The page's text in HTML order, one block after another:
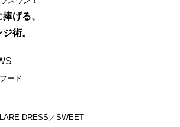
げる、
術。
ード
DRESS／SWEET